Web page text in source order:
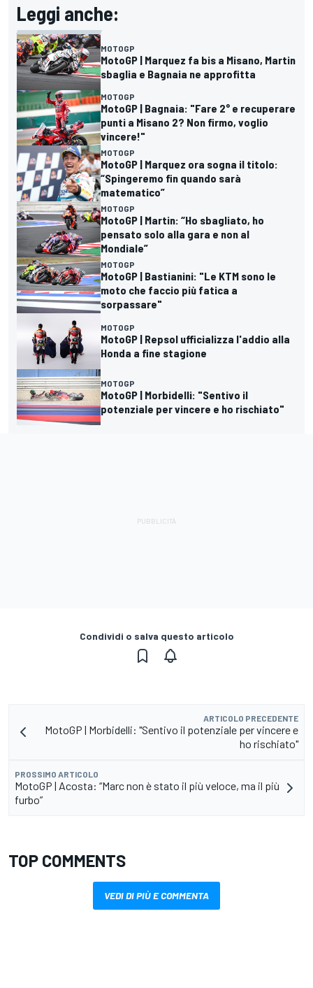
Leggi anche:
MOTOGP
MotoGP | Marquez fa bis a Misano, Martin
sbaglia e Bagnaia ne approfitta
MOTOGP
MotoGP | Bagnaia: "Fare 2° e recuperare
punti a Misano 2? Non firmo, voglio
vincere!"
MOTOGP
MotoGP | Marquez ora sogna il titolo:
“Spingeremo fin quando sarà
matematico”
MOTOGP
MotoGP | Martin: “Ho sbagliato, ho
pensato solo alla gara e non al
Mondiale”
MOTOGP
MotoGP | Bastianini: "Le KTM sono le
moto che faccio più fatica a
sorpassare"
MOTOGP
MotoGP | Repsol ufficializza l'addio alla
Honda a fine stagione
MOTOGP
MotoGP | Morbidelli: "Sentivo il
potenziale per vincere e ho rischiato"
Condividi o salva questo articolo
ARTICOLO PRECEDENTE
MotoGP | Morbidelli: "Sentivo il potenziale per vincere e
ho rischiato"
PROSSIMO ARTICOLO
MotoGP | Acosta: “Marc non è stato il più veloce, ma il più
furbo”
TOP COMMENTS
VEDI DI PIÙ E COMMENTA